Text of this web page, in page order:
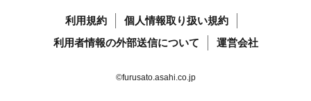
利用規約
個人情報取り扱い規約
利用者情報の外部送信について
運営会社
©furusato.asahi.co.jp